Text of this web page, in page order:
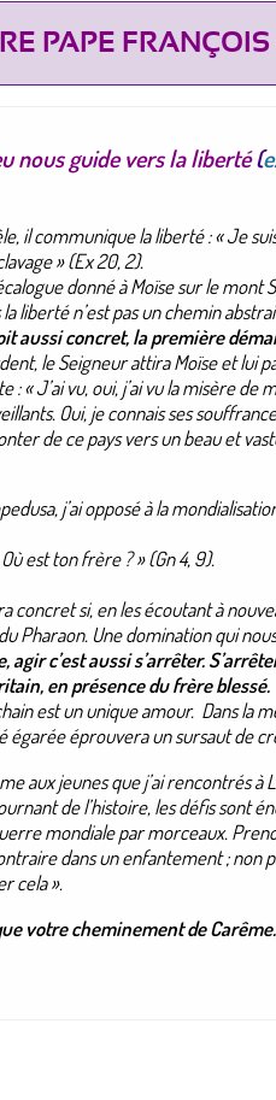
PAPE
nous guide vers la liberté (
il communique la liberté : «Je
» (Ex 20, 2).
donné à Moïse sur le mont
la liberté n’est pas un chemin
aussi concret, la première
le Seigneur attira Moïse et lui
: «J’ai vu, oui, j’ai vu la misère de
Oui, je connais ses
de ce pays vers un beau et
j’ai opposé à la
est ton frère ?» (Gn 4, 9).
concret si, en les écoutant à
Pharaon. Une domination qui
agir c’est aussi s’arrêter.
en présence du frère blessé.
est un unique amour. Dans la
égarée éprouvera un sursaut de
aux jeunes que j’ai rencontrés à
de l’histoire, les défis sont
mondiale par morceaux.
dans un enfantement ; non
cela».
votre cheminement de Carême.